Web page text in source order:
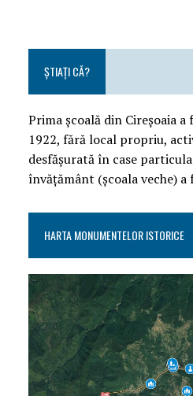
ȘTIAȚI CĂ?
Prima școală din Cireșoaia
1922, fără local propriu,
desfășurată în case
învățământ (școala veche)
HARTA MONUMENTELOR ISTORICE